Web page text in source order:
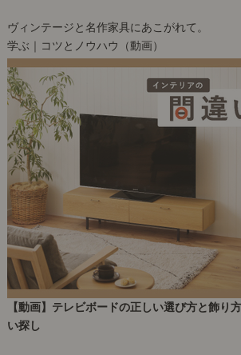
ヴィンテージと名作家具にあこがれて。
学ぶ｜コツとノウハウ（動画）
【動画】テレビボードの正しい選び方と飾り
い探し